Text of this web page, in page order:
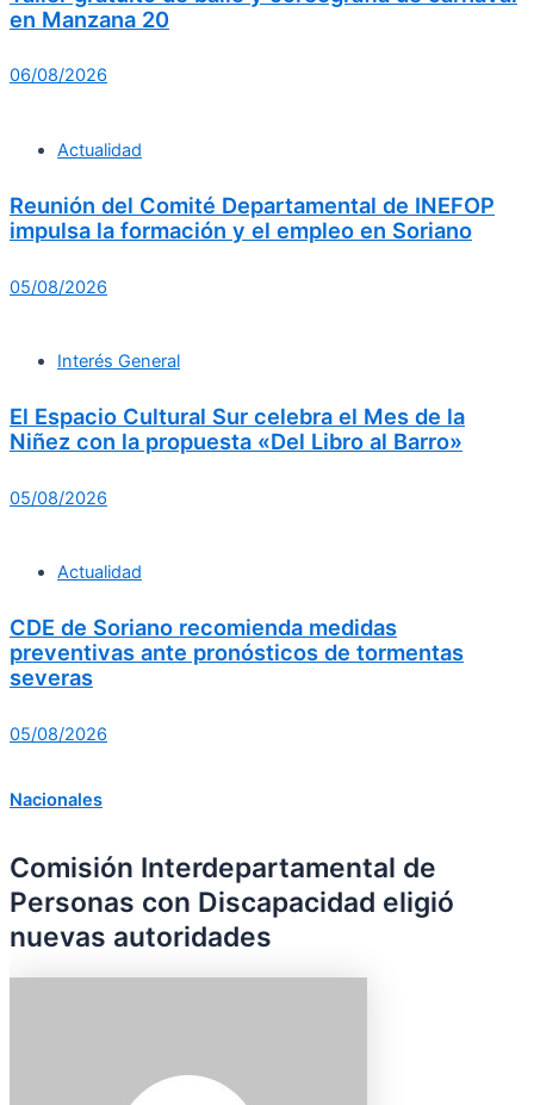
en Manzana 20
06/08/2026
Actualidad
Reunión del Comité Departamental de INEFOP
impulsa la formación y el empleo en Soriano
05/08/2026
Interés General
El Espacio Cultural Sur celebra el Mes de la
Niñez con la propuesta «Del Libro al Barro»
05/08/2026
Actualidad
CDE de Soriano recomienda medidas
preventivas ante pronósticos de tormentas
severas
05/08/2026
Nacionales
Comisión Interdepartamental de
Personas con Discapacidad eligió
nuevas autoridades